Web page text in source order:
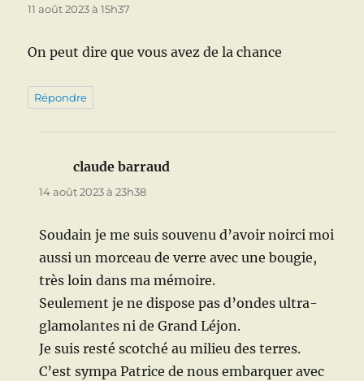
11 août 2023 à 15h37
On peut dire que vous avez de la chance
Répondre
claude barraud
14 août 2023 à 23h38
Soudain je me suis souvenu d’avoir noirci moi
aussi un morceau de verre avec une bougie,
très loin dans ma mémoire.
Seulement je ne dispose pas d’ondes ultra-
glamolantes ni de Grand Léjon.
Je suis resté scotché au milieu des terres.
C’est sympa Patrice de nous embarquer avec